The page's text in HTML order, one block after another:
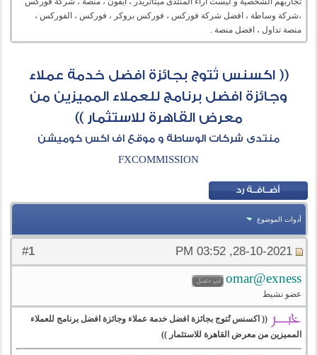
،شركة وساطة ، افضل شركة فوركس ، فوركس بروكر ، فوركس ، الفوركس ،
منصة تداول ، افضل منصة .
(( اكسنس تُتوج بجائزة افضل خدمة عملاء
وجائزة افضل برنامج للعملاء المميزين من
معرض القاهرة للاستثمار ))
منتدى شركات الوساطة و موقع اف اكس كوميشن
FXCOMMISSION
أدوات الموضوع
#
1 28-10-2021, 03:52 PM
omar@exness
عضو نشيط
(( اكسنس تُتوج بجائزة افضل خدمة عملاء وجائزة افضل برنامج للعملاء
المميزين من معرض القاهرة للاستثمار ))